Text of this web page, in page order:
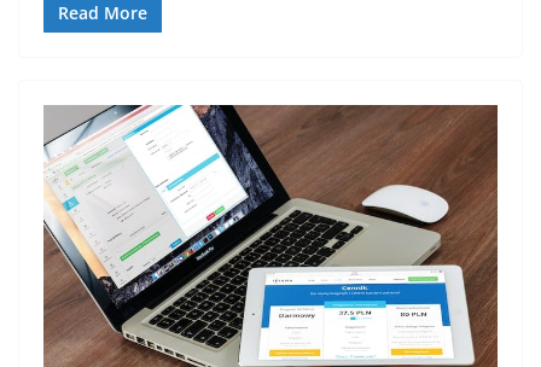
Read More